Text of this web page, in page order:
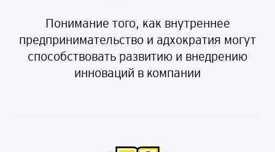
Понимание того, как внутреннее
предпринимательство и адхократия могут
способствовать развитию и внедрению
инноваций в компании